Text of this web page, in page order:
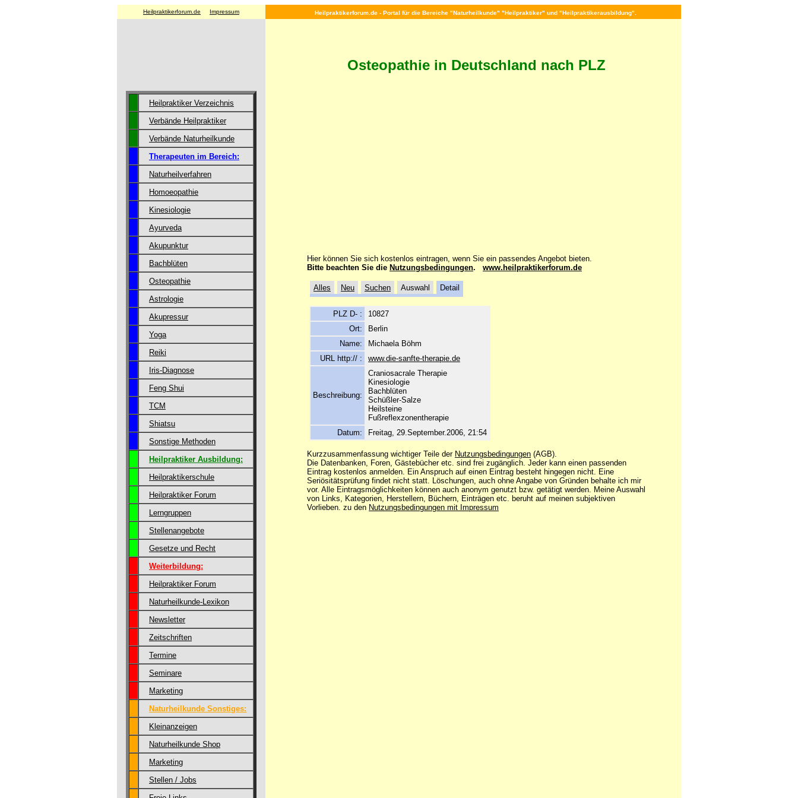
Heilpraktikerforum.de Impressum Heilpraktikerforum.de - Portal für die Bereiche "Naturheilkunde" "Heilpraktiker" und "Heilpraktikerausbildung".
Heilpraktiker Verzeichnis
Verbände Heilpraktiker
Verbände Naturheilkunde
Therapeuten im Bereich:
Naturheilverfahren
Homoeopathie
Kinesiologie
Ayurveda
Akupunktur
Bachblüten
Osteopathie
Astrologie
Akupressur
Yoga
Reiki
Iris-Diagnose
Feng Shui
TCM
Shiatsu
Sonstige Methoden
Heilpraktiker Ausbildung:
Heilpraktikerschule
Heilpraktiker Forum
Lerngruppen
Stellenangebote
Gesetze und Recht
Weiterbildung:
Heilpraktiker Forum
Naturheilkunde-Lexikon
Newsletter
Zeitschriften
Termine
Seminare
Marketing
Naturheilkunde Sonstiges:
Kleinanzeigen
Naturheilkunde Shop
Marketing
Stellen / Jobs
Osteopathie in Deutschland nach PLZ
Hier können Sie sich kostenlos eintragen, wenn Sie ein passendes Angebot bieten.
Bitte beachten Sie die Nutzungsbedingungen. www.heilpraktikerforum.de
Alles Neu Suchen Auswahl Detail
PLZ D- :
10827
Ort:
Berlin
Name:
Michaela Böhm
URL http:// :
www.die-sanfte-therapie.de
Beschreibung:
Craniosacrale Therapie
Kinesiologie
Bachblüten
Schüßler-Salze
Heilsteine
Fußreflexzonentherapie
Datum:
Freitag, 29.September.2006, 21:54
Kurzzusammenfassung wichtiger Teile der Nutzungsbedingungen (AGB).
Die Datenbanken, Foren, Gästebücher etc. sind frei zugänglich. Jeder kann einen passenden
Eintrag kostenlos anmelden. Ein Anspruch auf einen Eintrag besteht hingegen nicht. Eine
Seriösitätsprüfung findet nicht statt. Löschungen, auch ohne Angabe von Gründen behalte ich mir
vor. Alle Eintragsmöglichkeiten können auch anonym genutzt bzw. getätigt werden. Meine Auswahl
von Links, Kategorien, Herstellern, Büchern, Einträgen etc. beruht auf meinen subjektiven
Vorlieben. zu den Nutzungsbedingungen mit Impressum